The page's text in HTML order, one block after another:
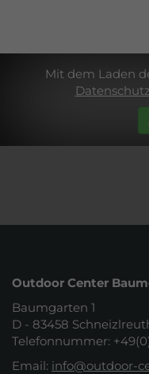
Mit dem Laden
Outdoor Center
Baumgarten 1
D - 83458
Telefonnummer:
Email: info@outdoor-